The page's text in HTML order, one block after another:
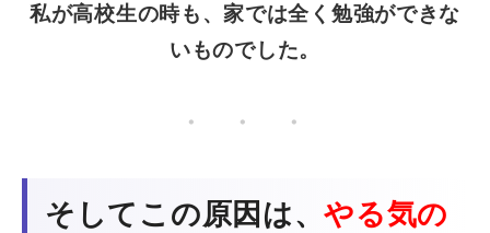
私が高校生の時も、家では全く勉強ができな
いものでした。
・ ・ ・
そしてこの原因は、やる気の